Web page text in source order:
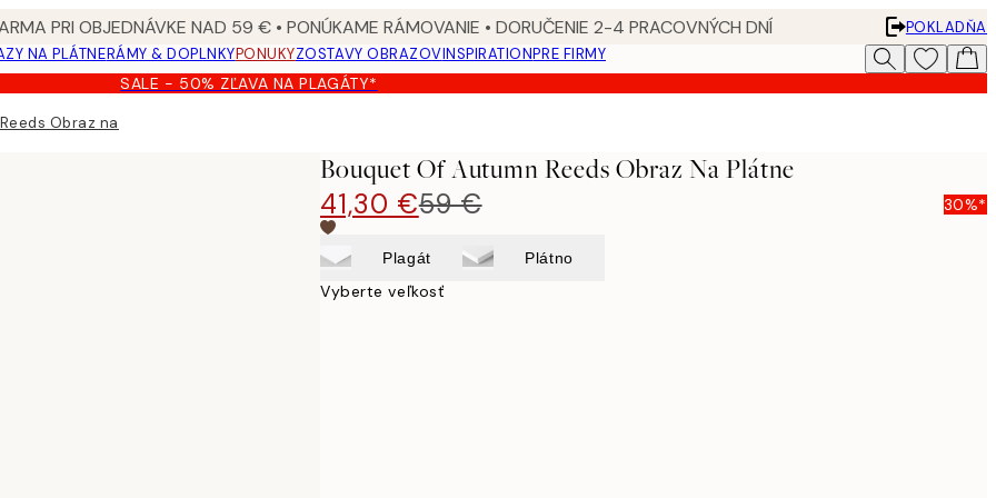
PRI OBJEDNÁVKE NAD 59 € • PONÚKAME RÁMOVANIE • DORUČENIE 2-4 PRACOVNÝCH DNÍ
POKLADŇA
NA PLÁTNERÁMY & DOPLNKYPONUKYZOSTAVY OBRAZOVINSPIRATIONPRE FIRMY
SALE - 50% ZĽAVA NA PLAGÁTY*
Obraz na plátne
Bouquet Of Autumn Reeds Obraz Na Plátne
41,30 €59 € 30%*
Plagát Plátno
Vyberte veľkosť